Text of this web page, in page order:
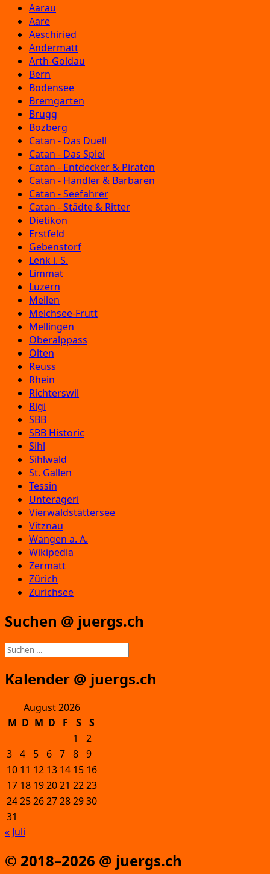
Aarau
Aare
Aeschiried
Andermatt
Arth-Goldau
Bern
Bodensee
Bremgarten
Brugg
Bözberg
Catan - Das Duell
Catan - Das Spiel
Catan - Entdecker & Piraten
Catan - Händler & Barbaren
Catan - Seefahrer
Catan - Städte & Ritter
Dietikon
Erstfeld
Gebenstorf
Lenk i. S.
Limmat
Luzern
Meilen
Melchsee-Frutt
Mellingen
Oberalppass
Olten
Reuss
Rhein
Richterswil
Rigi
SBB
SBB Historic
Sihl
Sihlwald
St. Gallen
Tessin
Unterägeri
Vierwaldstättersee
Vitznau
Wangen a. A.
Wikipedia
Zermatt
Zürich
Zürichsee
Suchen @ juergs.ch
Suchen
nach:
Kalender @ juergs.ch
August 2026
M D M D F S
S
1
2
3 4 5 6 7 8 9
10 11 12 13 14 15 16
17 18 192021 2223
24252627282930
31
« Juli
© 2018–2026 @ juergs.ch